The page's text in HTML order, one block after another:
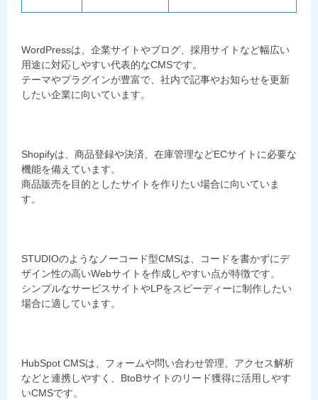
WordPressは、企業サイトやブログ、採用サイトなど幅広い
用途に対応しやすい代表的なCMSです。
テーマやプラグインが豊富で、社内で記事やお知らせを更新
したい企業に向いています。
Shopifyは、商品登録や決済、在庫管理などECサイトに必要な
機能を備えています。
商品販売を目的としたサイトを作りたい場合に向いていま
す。
STUDIOのようなノーコード型CMSは、コードを書かずにデ
ザイン性の高いWebサイトを作成しやすい点が特徴です。
シンプルなサービスサイトやLPをスピーディーに制作したい
場合に適しています。
HubSpot CMSは、フォームや問い合わせ管理、アクセス解析
などと連携しやすく、BtoBサイトのリード獲得に活用しやす
いCMSです。